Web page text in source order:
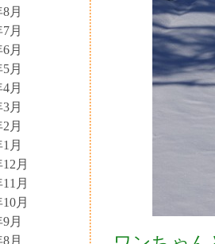
月
月
月
月
月
月
月
月
月
月
月
月
月